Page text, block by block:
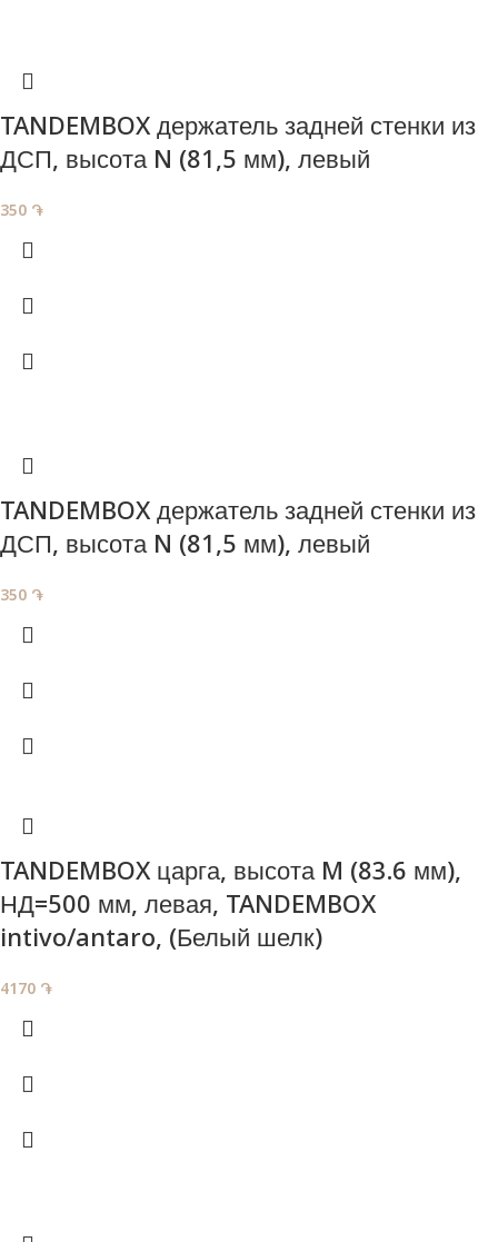
TANDEMBOX держатель задней стенки из
ДСП, высота N (81,5 мм), левый
350 ֏
TANDEMBOX держатель задней стенки из
ДСП, высота N (81,5 мм), левый
350 ֏
TANDEMBOX царга, высота M (83.6 мм),
НД=500 мм, левая, TANDEMBOX
intivo/antaro, (Белый шелк)
4170 ֏